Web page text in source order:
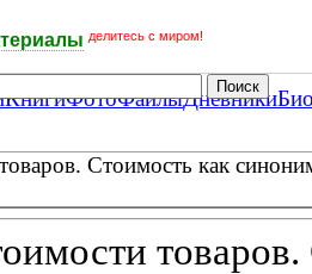
делитесь с миром!
КнигиФотоФайлыДневники
Стоимость как